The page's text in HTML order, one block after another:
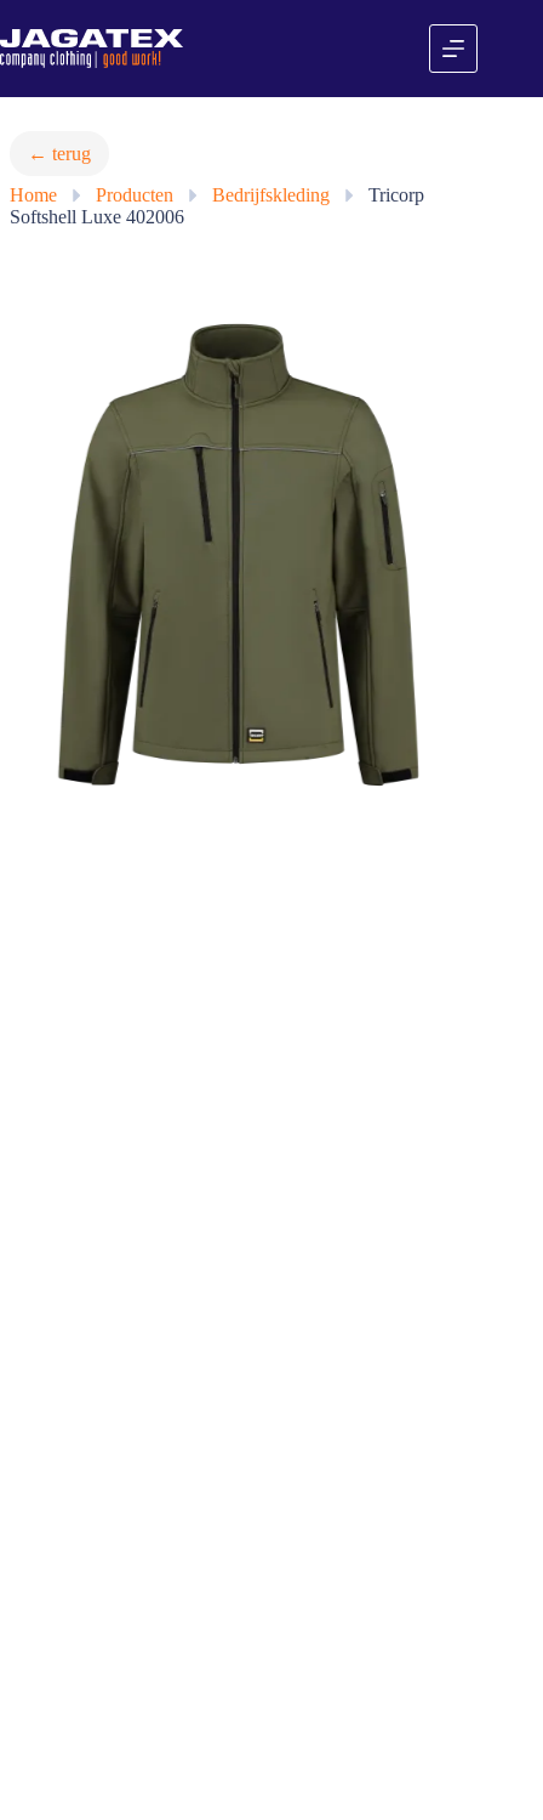
naar
de
inhoud
← terug
Home
» Producten » Bedrijfskleding »
Tricorp
Softshell Luxe 402006